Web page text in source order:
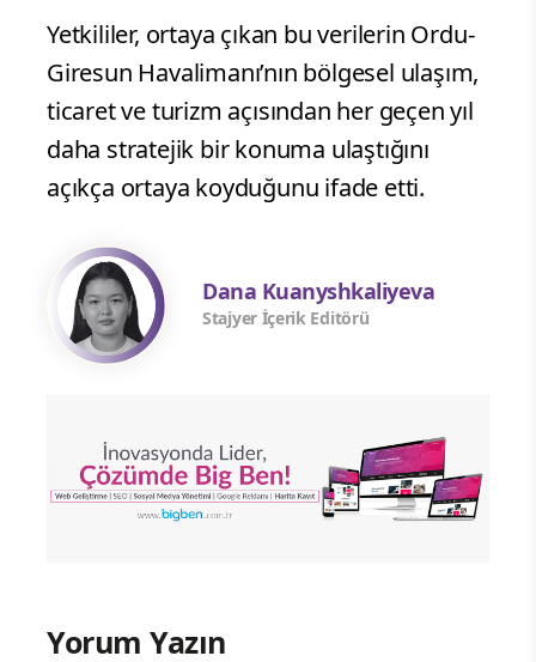
Yetkililer, ortaya çıkan bu verilerin Ordu-
Giresun Havalimanı’nın bölgesel ulaşım,
ticaret ve turizm açısından her geçen yıl
daha stratejik bir konuma ulaştığını
açıkça ortaya koyduğunu ifade etti.
Dana Kuanyshkaliyeva
Stajyer İçerik Editörü
Yorum Yazın